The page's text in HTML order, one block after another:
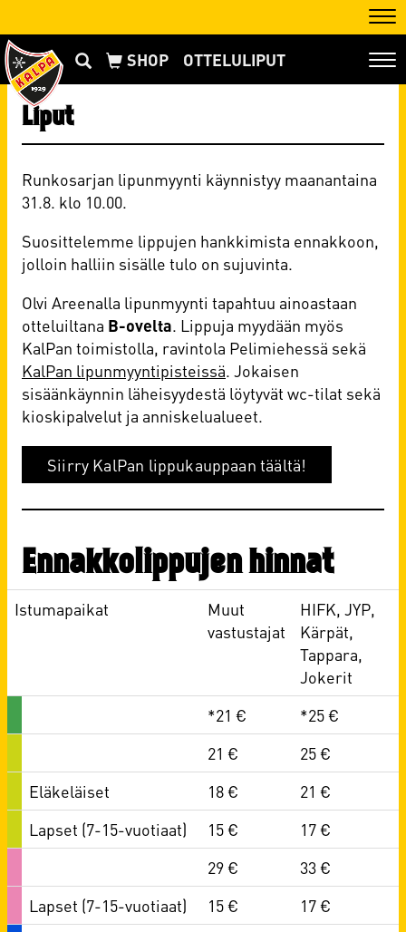
OTTELULIPUT
Liput
Runkosarjan lipunmyynti käynnistyy maanantaina
31.8. klo 10.00.
Suosittelemme lippujen hankkimista ennakkoon,
jolloin halliin sisälle tulo on sujuvinta.
Olvi Areenalla lipunmyynti tapahtuu ainoastaan
otteluiltana B-ovelta . Lippuja myydään myös
KalPan toimistolla, ravintola Pelimiehessä sekä
KalPan lipunmyyntipisteissä . Jokaisen
sisäänkäynnin läheisyydestä löytyvät wc-tilat sekä
kioskipalvelut ja anniskelualueet.
Siirry KalPan lippukauppaan täältä!
Ennakkolippujen hinnat
Istumapaikat
Muut
vastustajat
HIFK, JYP,
Kärpät,
Tappara,
Jokerit
*21 €
*25 €
21 €
25 €
Eläkeläiset
18 €
21 €
Lapset (7-15-vuotiaat)
15 €
17 €
29 €
33 €
Lapset (7-15-vuotiaat)
15 €
17 €